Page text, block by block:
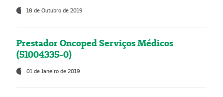
18 de Outubro de 2019
Prestador Oncoped Serviços Médicos
(51004335-0)
01 de Janeiro de 2019